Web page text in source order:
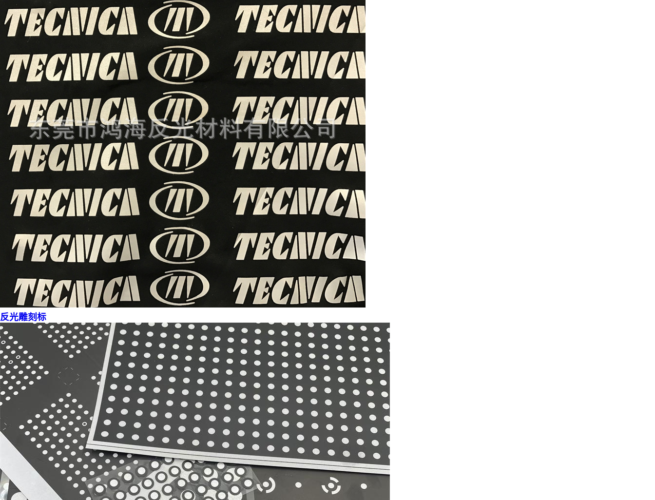
反光雕刻标